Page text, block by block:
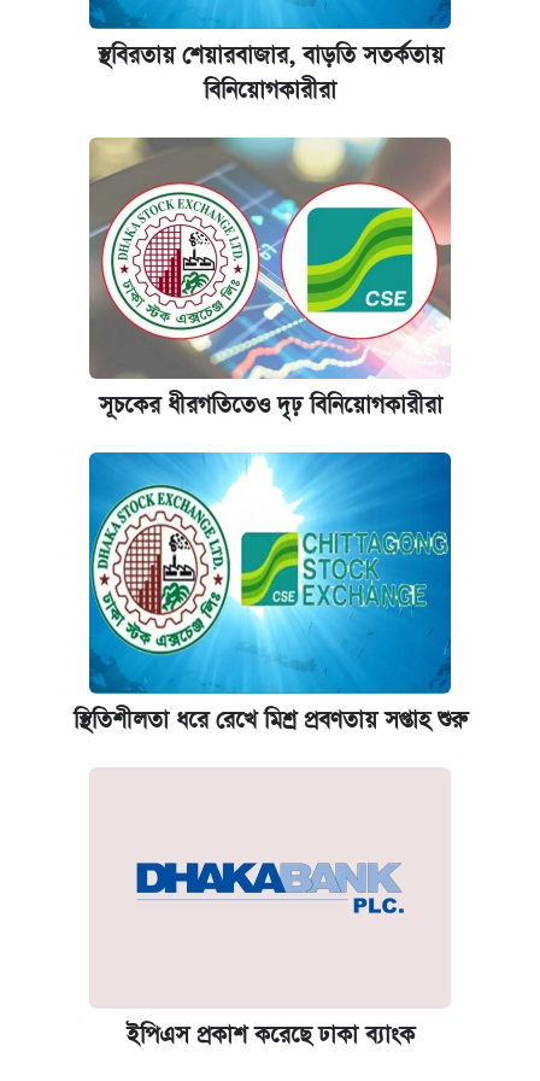
আজকের বাজারে স্বর্ণের দাম (৬ আগস্ট)
কেমব্রিজ বিশ্ববিদ্যালয়ের এমবিএ স্কলারশিপে
স্থবিরতায় শেয়ারবাজার, বাড়তি সতর্কতায়
বিনিয়োগকারীরা
সূচকের ধীরগতিতেও দৃঢ় বিনিয়োগকারীরা
স্থিতিশীলতা ধরে রেখে মিশ্র প্রবণতায় সপ্তাহ শুরু
ইপিএস প্রকাশ করেছে ঢাকা ব্যাংক